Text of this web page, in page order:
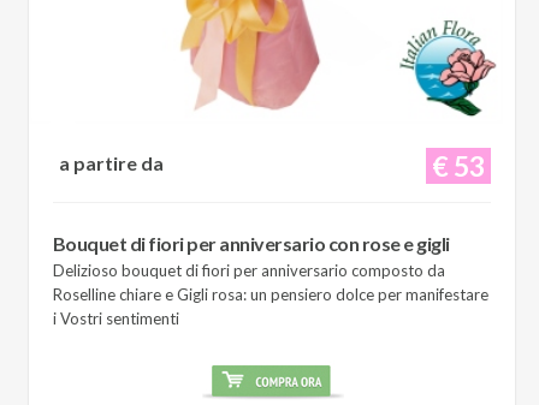
€ 53
a partire da
Bouquet di fiori per anniversario con rose e gigli
Delizioso bouquet di fiori per anniversario composto da
Roselline chiare e Gigli rosa: un pensiero dolce per manifestare
i Vostri sentimenti